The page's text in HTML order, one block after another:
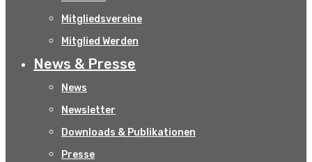
Mitgliedsvereine
Mitglied Werden
News & Presse
News
Newsletter
Downloads & Publikationen
Presse